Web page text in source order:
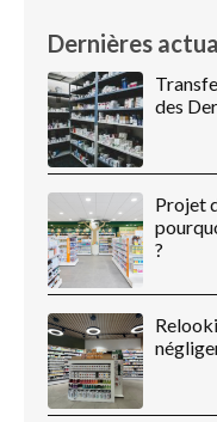
Dernières
des
Projet
?